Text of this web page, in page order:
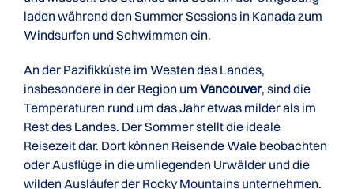
laden während den Summer Sessions in Kanada zum
Windsurfen und Schwimmen ein.
An der Pazifikküste im Westen des Landes,
insbesondere in der Region um Vancouver, sind die
Temperaturen rund um das Jahr etwas milder als im
Rest des Landes. Der Sommer stellt die ideale
Reisezeit dar. Dort können Reisende Wale beobachten
oder Ausflüge in die umliegenden Urwälder und die
wilden Ausläufer der Rocky Mountains unternehmen.